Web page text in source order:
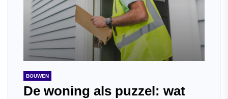
BOUWEN
De woning als puzzel: wat